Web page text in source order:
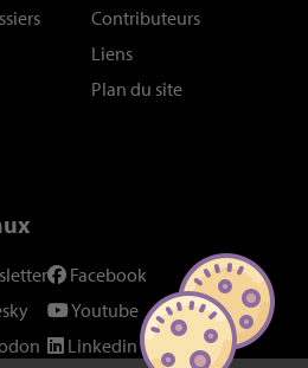
Contributeurs
Liens
Plan du site
Facebook
Youtube
Linkedin